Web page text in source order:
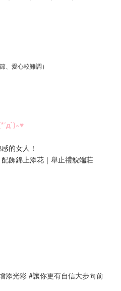
、愛心較難調）
的女人！
飾錦上添花｜舉止禮貌端莊
添光彩 #讓你更有自信大步向前